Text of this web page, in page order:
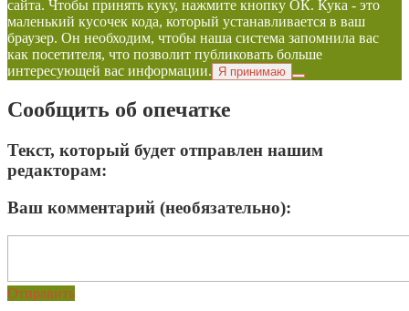
сайта. Чтобы принять куку, нажмите кнопку ОК. Кука - это
маленький кусочек кода, который устанавливается в ваш
браузер. Он необходим, чтобы наша система запомнила вас
как посетителя, что позволит публиковать больше
интересующей вас информации. Я принимаю
Сообщить об опечатке
Текст, который будет отправлен нашим
редакторам:
Ваш комментарий (необязательно):
Отправить